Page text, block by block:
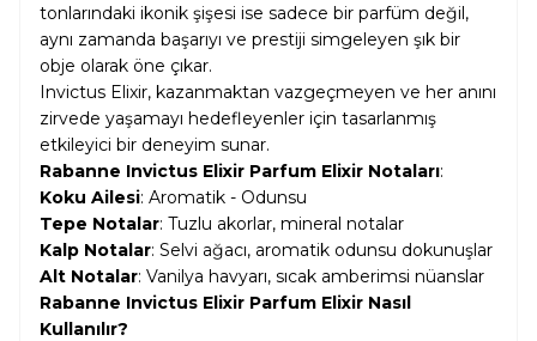
tonlarındaki ikonik şişesi ise sadece bir parfüm değil,
aynı zamanda başarıyı ve prestiji simgeleyen şık bir
obje olarak öne çıkar.
Invictus Elixir, kazanmaktan vazgeçmeyen ve her anını
zirvede yaşamayı hedefleyenler için tasarlanmış
etkileyici bir deneyim sunar.
Rabanne Invictus Elixir Parfum Elixir Notaları:
Koku Ailesi: Aromatik - Odunsu
Tepe Notalar: Tuzlu akorlar, mineral notalar
Kalp Notalar: Selvi ağacı, aromatik odunsu dokunuşlar
Alt Notalar: Vanilya havyarı, sıcak amberimsi nüanslar
Rabanne Invictus Elixir Parfum Elixir Nasıl
Kullanılır?